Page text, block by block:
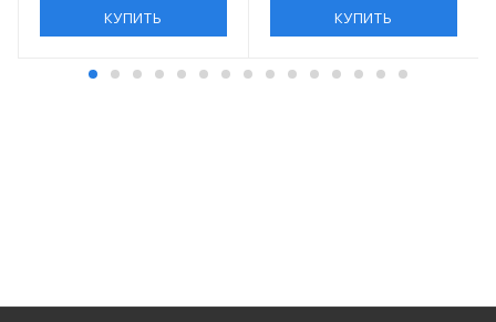
КУПИТЬ КУПИТЬ